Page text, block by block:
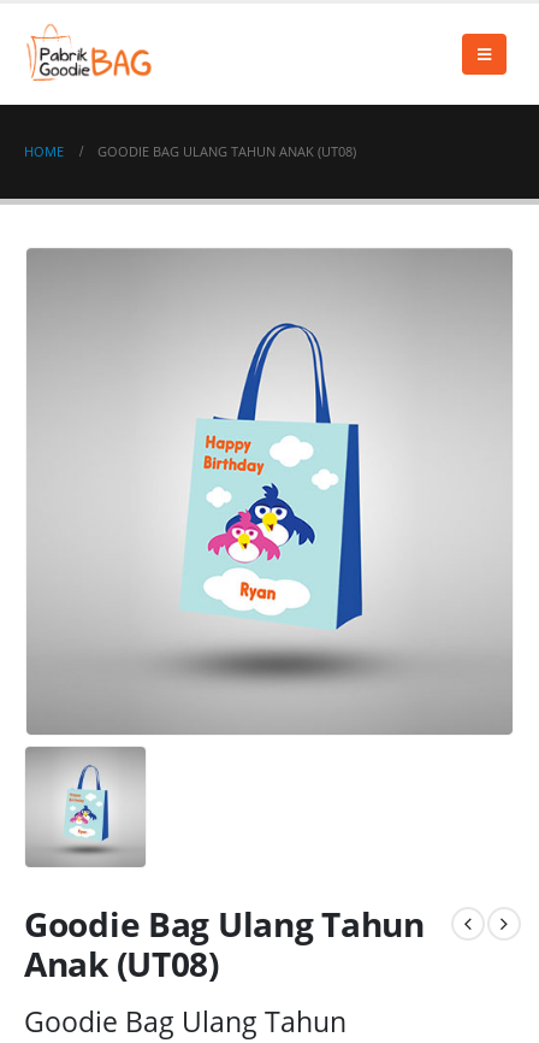
HOME GOODIE BAG ULANG TAHUN ANAK (UT08)
Goodie Bag Ulang Tahun
Anak (UT08)
Goodie Bag Ulang Tahun